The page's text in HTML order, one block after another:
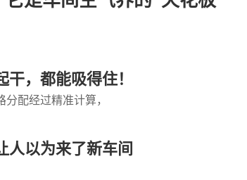
，都能吸得住！
配经过精准计算，
人以为来了新车间